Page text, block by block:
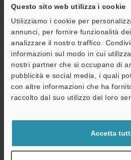
Questo sito web utilizza i cookie
Utilizziamo i cookie per
annunci, per fornire funzionalità
analizzare il nostro traffico.
informazioni sul modo in cui
nostri partner che si occupano di
pubblicità e social media, i quali
con altre informazioni che ha
raccolto dal suo utilizzo dei loro
Accetta
Indirizzo e-mail (obbligatorio)
Download
Dichiarazione sulla privacy